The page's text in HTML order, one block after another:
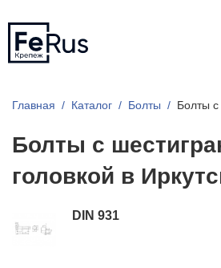
Главная Каталог Болты Болты с
Болты с
головкой в
DIN 931